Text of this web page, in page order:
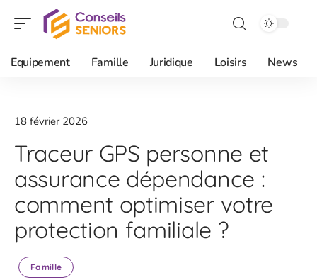
Equipement Famille Juridique Loisirs News
18 février 2026
Traceur GPS personne et
assurance dépendance :
comment optimiser votre
protection familiale ?
Famille